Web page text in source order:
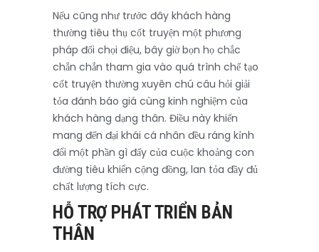
Nếu cũng như trước đây khách hàng
thường tiêu thụ cốt truyện một phương
pháp đối chọi điệu, bây giờ bọn họ chắc
chắn chắn tham gia vào quá trình chế tạo
cốt truyện thường xuyên chú câu hỏi giải
tỏa đánh báo giá cùng kinh nghiệm của
khách hàng dạng thân. Điều này khiến
mang đến đại khái cá nhân đều ráng kỉnh
đổi một phần gì đấy của cuộc khoảng con
đường tiêu khiển cộng đồng, lan tỏa đầy đủ
chất lượng tích cực.
HỖ TRỢ PHÁT TRIỂN BẢN
THÂN